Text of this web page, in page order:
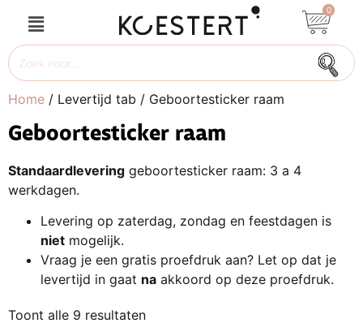
0
Home / Levertijd tab / Geboortesticker raam
Geboortesticker raam
Standaardlevering geboortesticker raam: 3 a 4
werkdagen.
Levering op zaterdag, zondag en feestdagen is
niet mogelijk.
Vraag je een gratis proefdruk aan? Let op dat je
levertijd in gaat na akkoord op deze proefdruk.
Toont alle 9 resultaten